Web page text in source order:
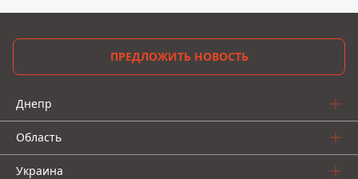
ПРЕДЛОЖИТЬ НОВОСТЬ
Днепр
Область
Украина